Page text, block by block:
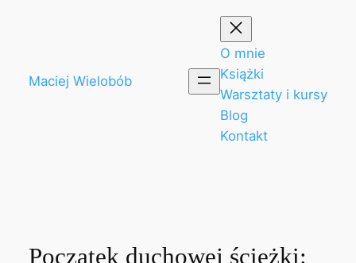
Maciej Wielobób
O mnie
Książki
Warsztaty i kursy
Blog
Kontakt
Początek duchowej ścieżki: